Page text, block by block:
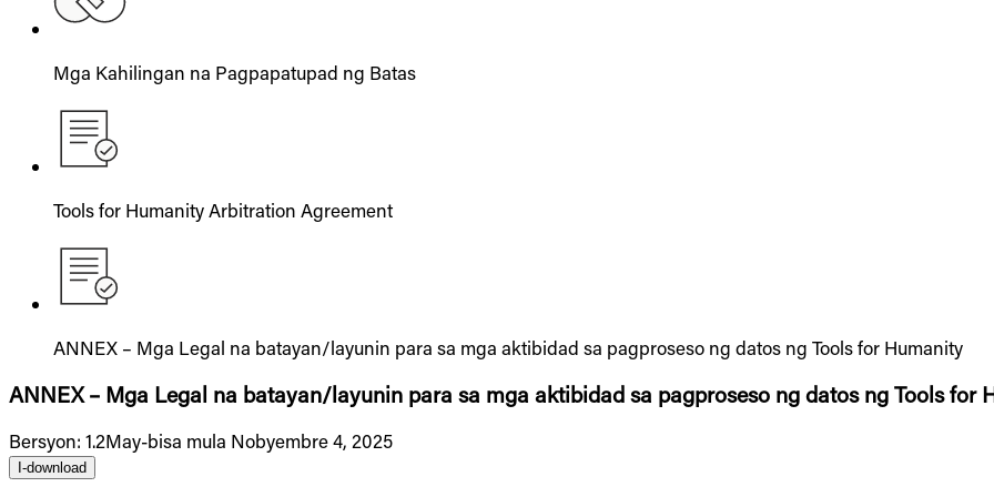
Mga Kahilingan na Pagpapatupad ng Batas
Tools for Humanity Arbitration Agreement
ANNEX – Mga Legal na batayan/layunin para sa mga aktibidad sa pagproseso ng datos ng Tools for Humanity
ANNEX – Mga Legal na batayan/layunin para sa mga aktibidad sa pagproseso ng datos ng Tools for
Bersyon: 1.2May-bisa mula Nobyembre 4, 2025
I-download